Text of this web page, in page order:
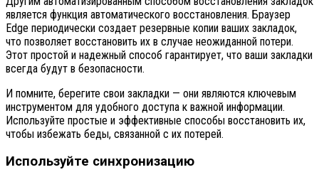
является функция автоматического восстановления. Браузер
Edge периодически создает резервные копии ваших закладок,
что позволяет восстановить их в случае неожиданной потери.
Этот простой и надежный способ гарантирует, что ваши закладки
всегда будут в безопасности.
И помните, берегите свои закладки — они являются ключевым
инструментом для удобного доступа к важной информации.
Используйте простые и эффективные способы восстановить их,
чтобы избежать беды, связанной с их потерей.
Используйте синхронизацию